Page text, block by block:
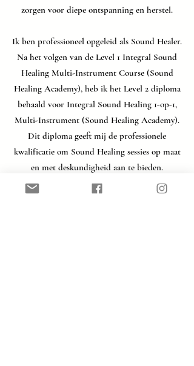
zorgen voor diepe ontspanning en herstel.
Ik ben professioneel opgeleid als Sound Healer.
Na het volgen van de Level 1 Integral Sound
Healing Multi-Instrument Course (Sound
Healing Academy), heb ik het Level 2 diploma
behaald voor Integral Sound Healing 1-op-1,
Multi-Instrument (Sound Healing Academy).
Dit diploma geeft mij de professionele
kwalificatie om Sound Healing sessies op maat
en met deskundigheid aan te bieden.